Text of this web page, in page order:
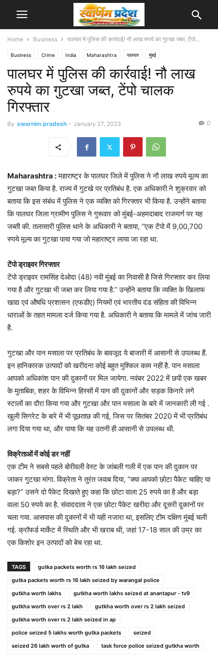
Home Business पालघर में पुलिस की कार्रवाई! नौ लाख रुपये का गुटखा जब्त, टेंपो...
Business Crime India Maharashtra पालघर मुंबई
पालघर में पुलिस की कार्रवाई! नौ लाख
रुपये का गुटखा जब्त, टेंपो चालक
गिरफ्तार
By swarnim pradesh - January 27, 2023 0
Maharashtra :महाराष्ट्र के पालघर जिले में पुलिस ने नौ लाख रुपये मूल्य का
गुटखा जब्त किया है. राज्य में गुटखे पर प्रतिबंध है. एक अधिकारी ने शुक्रवार को
बताया कि इस संबंध में पुलिस ने एक व्यक्ति को गिरफ्तार भी किया है. उन्होंने बताया
कि पालघर जिला ग्रामीण पुलिस ने गुरूवार को मुंबई-अहमदाबाद राजमार्ग पर यह
जब्ती की. तलासारी पुलिस थाने के अधिकारी ने बताया, ‘‘एक टेंपो में 9,00,700
रुपये मूल्य का गुटखा पाया गया जो महाराष्ट्र लाया जा रहा था.
टेंपो ड्राइवर गिरफ्तार
टेंपो ड्राइवर रामसिंह देओदा (48) नवी मुंबई का निवासी है जिसे गिरफ्तार कर लिया
गया है और गुटखा भी जब्त कर लिया गया है.’’ उन्होंने बताया कि व्यक्ति के खिलाफ
खाद्य एवं औषधि प्रशासन (एफडीए) नियमों एवं भारतीय दंड संहिता की विभिन्न
धाराओं के तहत मामला दर्ज किया गया है. अधिकारी ने बताया कि मामले में जांच जारी
है.
गुटखा और पान मसाला पर प्रतिबंध के बावजूद ये बाजारी में आसानी से उपलब्ध हैं.
इन हानिकारक उत्पादों को खरीदना कोई बहुत मुश्किल काम नहीं है. पान मसाला
आपको अधिकांश पान की दुकानों पर मिल जायेगा. नवंबर 2022 में छपी एक खबर
के मुताबिक, शहर के विभिन्न हिस्सों में पान की दुकानों और सड़क किनारे लगे
स्टालों का दौरा किया गया और गुटखा और पान मसाला के बारे में जानकारी ली गई .
खुली सिगरेट के बारे में भी पूछताछ की गई, जिस पर सितंबर 2020 में भी प्रतिबंध
लगा दिया गया था, और पाया कि यह उतनी ही आसानी से उपलब्ध थी.
विक्रेताओं में कोई डर नहीं
एक टीम ने सबसे पहले बोरीवली वेस्ट के जांबली गली में एक पान की दुकान पर
जाकर गुटखा मांगा. विक्रेता ने तुरंत जवाब दिया, “क्या आपको छोटा पैकेट चाहिए या
बड़ा?” उसने दो पैकेट दिखाते हुए कहा कि छोटा वाला 25 रुपये का है और बड़ा
वाला 50 रुपये का है. संवाददाता ने एक छोटा पैकेट खरीदा और दूसरी दुकानों पर
चला गया. आसपास की दुकानों में भी यही नजारा था, इसलिए टीम दक्षिण मुंबई चली
गई. क्रॉफर्ड मार्केट में स्थिति और भी खराब थी, जहां 17-18 साल की उम्र का
एक किशोर इन उत्पादों को बेच रहा था.
TAGS
gutka packets worth rs 16 lakh seized
gutka packets worth rs 16 lakh seized by warangal police
gutkha worth lakhs
gutkha worth lakhs seized at anantapur - tv9
gutkha worth over rs 2 lakh
gutkha worth over rs 2 lakh seized
gutkha worth over rs 2 lakh seized in ap
police seized 5 lakhs worth gutka packets
seized
seized 26 lakh worth of gutka
task force police seized gutkha worth